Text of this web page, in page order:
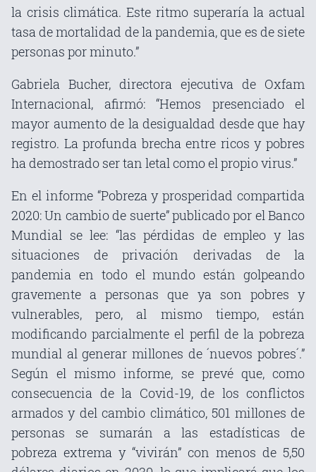
la crisis climática. Este ritmo superaría la actual
tasa de mortalidad de la pandemia, que es de siete
personas por minuto.”
Gabriela Bucher, directora ejecutiva de Oxfam
Internacional, afirmó: “Hemos presenciado el
mayor aumento de la desigualdad desde que hay
registro. La profunda brecha entre ricos y pobres
ha demostrado ser tan letal como el propio virus.”
En el informe “Pobreza y prosperidad compartida
2020: Un cambio de suerte” publicado por el Banco
Mundial se lee: “las pérdidas de empleo y las
situaciones de privación derivadas de la
pandemia en todo el mundo están golpeando
gravemente a personas que ya son pobres y
vulnerables, pero, al mismo tiempo, están
modificando parcialmente el perfil de la pobreza
mundial al generar millones de ´nuevos pobres´.”
Según el mismo informe, se prevé que, como
consecuencia de la Covid-19, de los conflictos
armados y del cambio climático, 501 millones de
personas se sumarán a las estadísticas de
pobreza extrema y “vivirán” con menos de 5,50